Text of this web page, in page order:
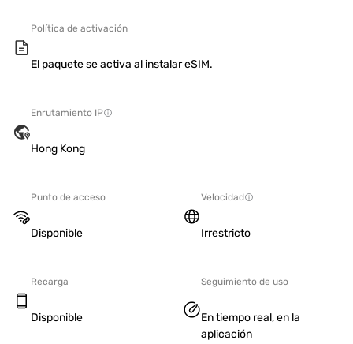
Política de activación
El paquete se activa al instalar eSIM.
Enrutamiento IP
Hong Kong
Punto de acceso
Disponible
Velocidad
Irrestricto
Recarga
Disponible
Seguimiento de uso
En tiempo real, en la
aplicación